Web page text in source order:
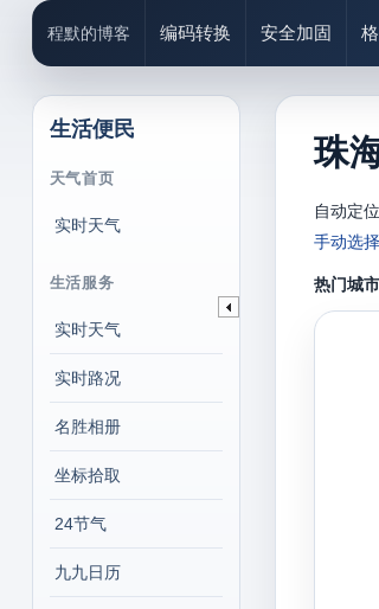
程默的博客 编码转换 安全加固
生活便民
天气首页
实时天气
生活服务
实时天气
实时路况
名胜相册
坐标拾取
24节气
九九日历
珠
自动定
手动选
热门城市